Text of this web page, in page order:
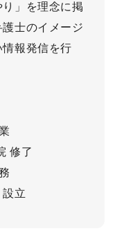
」を理念に掲
士のイメージ
報発信を行
修了
立